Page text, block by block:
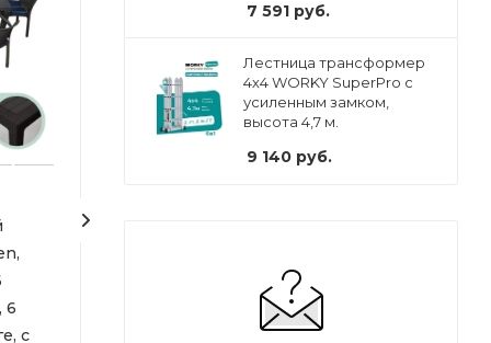
6
с
персон 153х79х70, 6
стульев, цвет венге, с
7 591 руб.
Лестница трансформер
4х4 WORKY SuperPro с
усиленным замком,
высота 4,7 м.
9 140 руб.